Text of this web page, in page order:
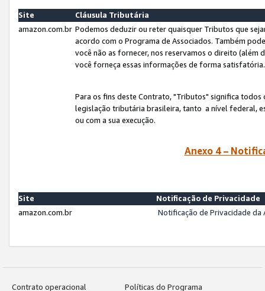
Site
Cláusula Tributária
amazon.com.br Podemos deduzir ou reter quaisquer Tributos que
acordo com o Programa de Associados. Também
você não as fornecer, nos reservamos o direito (além
você forneça essas informações de forma
Para os fins deste Contrato, "Tributos" significa
legislação tributária brasileira, tanto a nível federal,
ou com a sua execução.
Anexo 4 –
Site
Notificação de Privacidade
amazon.com.br
Notificação de Privacidade
Contrato operacional
Políticas do Programa